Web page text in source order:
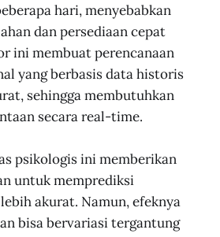
hari, menyebabkan
dan persediaan cepat
ini membuat perencanaan
yang berbasis data historis
sehingga membutuhkan
secara real-time.
psikologis ini memberikan
untuk memprediksi
akurat. Namun, efeknya
bisa bervariasi tergantung